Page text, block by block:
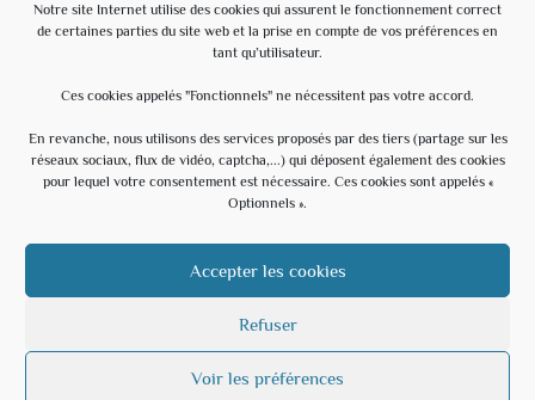
Notre site Internet utilise des cookies qui assurent le fonctionnement correct
de certaines parties du site web et la prise en compte de vos préférences en
tant qu’utilisateur.
Ces cookies appelés "Fonctionnels" ne nécessitent pas votre accord.
En revanche, nous utilisons des services proposés par des tiers (partage sur les
réseaux sociaux, flux de vidéo, captcha,...) qui déposent également des cookies
pour lequel votre consentement est nécessaire. Ces cookies sont appelés «
Optionnels ».
Accepter les cookies
Refuser
Voir les préférences
Ecole
3 septembre 2025
Évènements à venir
Soirée Estivale – With U – Hommage à U2
Voir le calendrier